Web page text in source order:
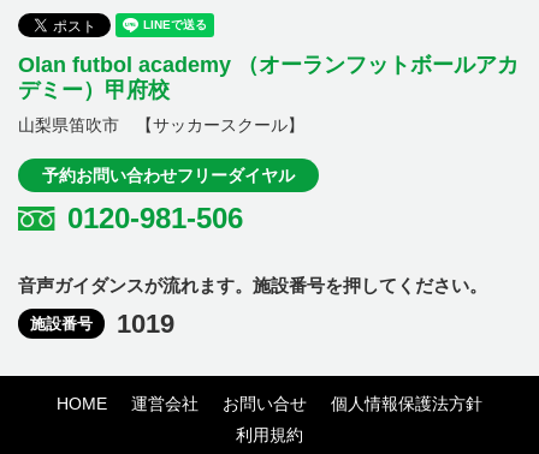
Olan futbol academy （オーランフットボールアカ
デミー）甲府校
山梨県笛吹市 【サッカースクール】
予約お問い合わせフリーダイヤル
0120-981-506
音声ガイダンスが流れます。施設番号を押してください。
施設番号 1019
HOME 運営会社 お問い合せ
個人情報保護法方針
利用規約